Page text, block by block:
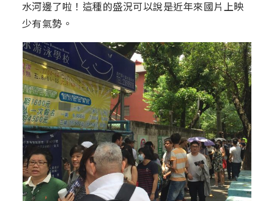
水河邊了啦！這種的盛況可以說是近年來國片上映
少有氣勢。